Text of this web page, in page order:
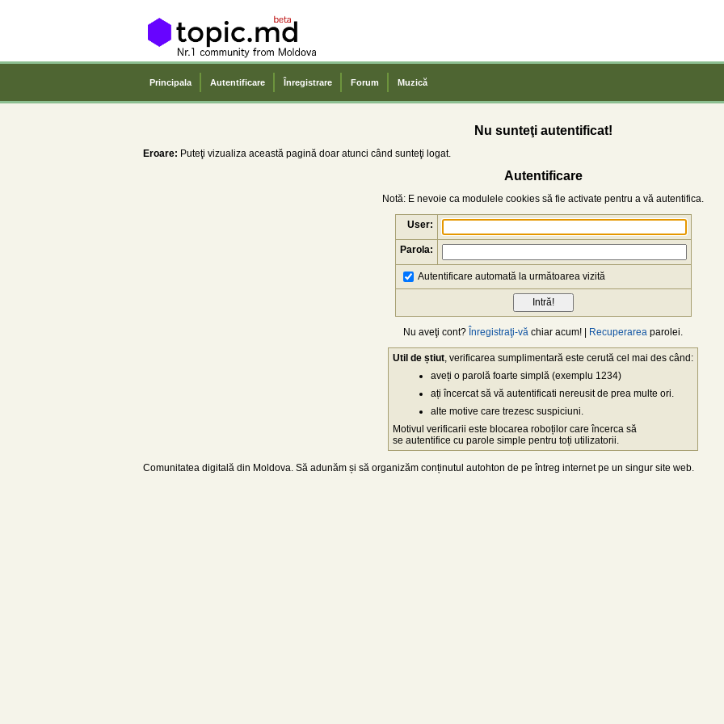
Principala Autentificare Înregistrare Forum Muzică
Nu sunteţi autentificat!
Eroare: Puteţi vizualiza această pagină doar atunci când sunteţi logat.
Autentificare
Notă: E nevoie ca modulele cookies să fie activate pentru a vă autentifica.
User:
Parola:
Autentificare automată la următoarea vizită
Nu aveţi cont? Înregistraţi-vă chiar acum! | Recuperarea parolei.
Util de știut , verificarea sumplimentară este cerută cel mai des când:
aveți o parolă foarte simplă (exemplu 1234)
ați încercat să vă autentificati nereusit de prea multe ori.
alte motive care trezesc suspiciuni.
Motivul verificarii este blocarea roboților care încerca să
se autentifice cu parole simple pentru toți utilizatorii.
Comunitatea digitală din Moldova. Să adunăm și să organizăm conținutul autohton de pe întreg internet pe un singur site web.